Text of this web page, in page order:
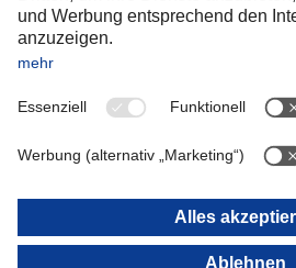
Sweden
Switzerland
OCEANIA